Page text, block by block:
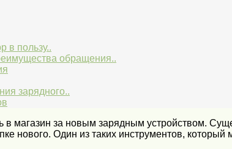
в пользу..
обращения..
зарядного..
в магазин за новым зарядным устройством.
нового. Один из таких инструментов,